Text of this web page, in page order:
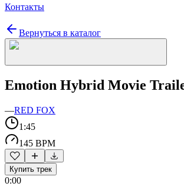
Контакты
Вернуться в каталог
Emotion Hybrid Movie
—RED FOX
1:45
145 BPM
Купить трек
0:00